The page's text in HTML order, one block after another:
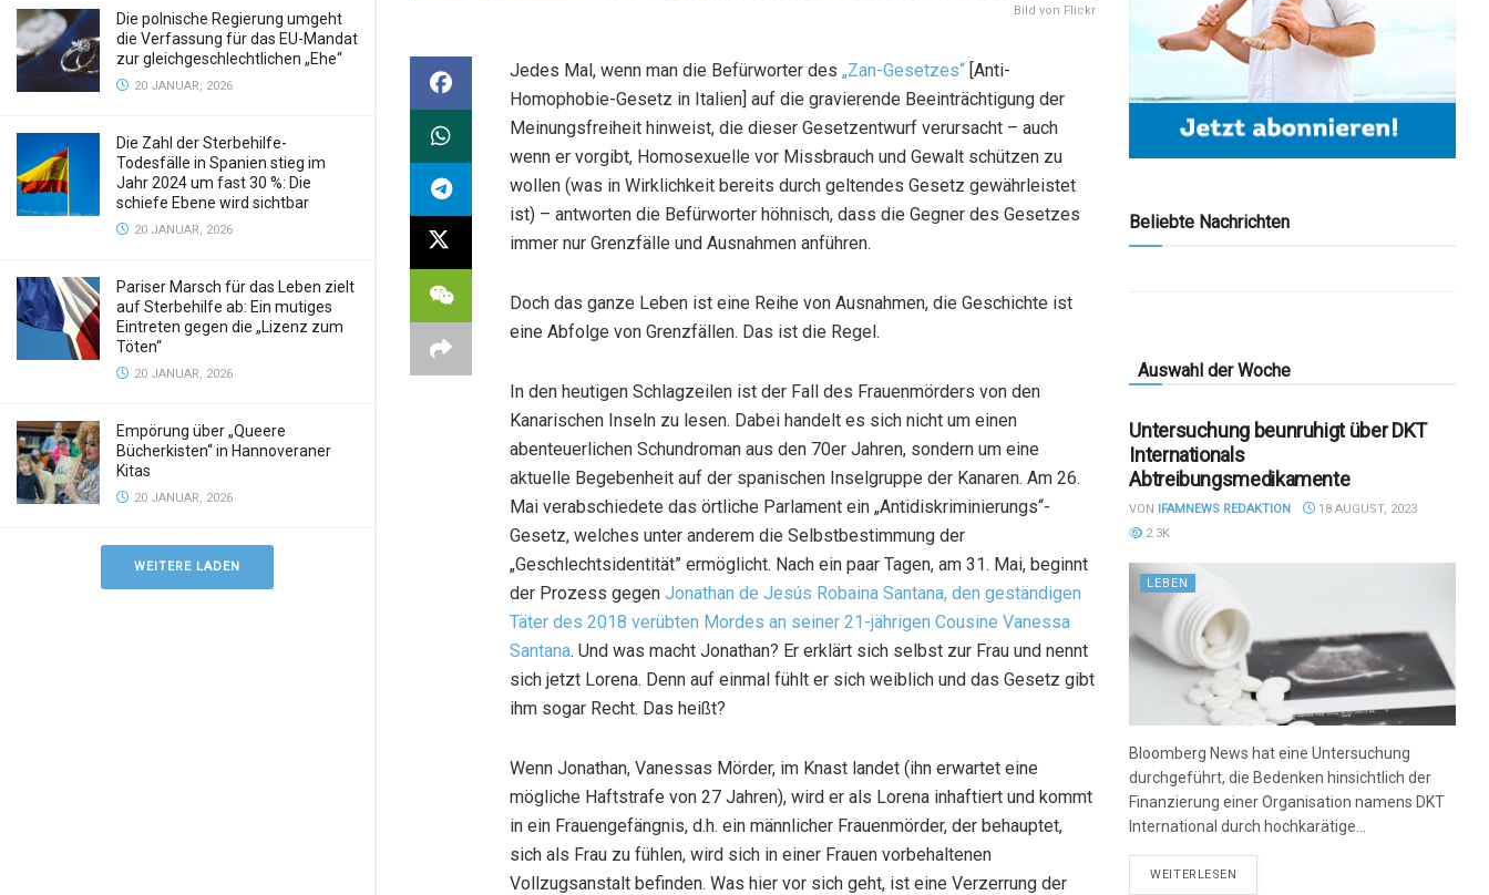
Die polnische Regierung umgeht
die Verfassung für das EU-Mandat
zur gleichgeschlechtlichen „Ehe“
20 JANUAR, 2026
Die Zahl der Sterbehilfe-
Todesfälle in Spanien stieg im
Jahr 2024 um fast 30 %: Die
schiefe Ebene wird sichtbar
20 JANUAR, 2026
Pariser Marsch für das Leben zielt
auf Sterbehilfe ab: Ein mutiges
Eintreten gegen die „Lizenz zum
Töten“
20 JANUAR, 2026
Empörung über „Queere
Bücherkisten“ in Hannoveraner
Kitas
20 JANUAR, 2026
WEITERE LADEN
Bild von Flickr
Jedes Mal, wenn man die Befürworter des „Zan-Gesetzes“ [Anti-
Homophobie-Gesetz in Italien] auf die gravierende Beeinträchtigung der
Meinungsfreiheit hinweist, die dieser Gesetzentwurf verursacht – auch
wenn er vorgibt, Homosexuelle vor Missbrauch und Gewalt schützen zu
wollen (was in Wirklichkeit bereits durch geltendes Gesetz gewährleistet
ist) – antworten die Befürworter höhnisch, dass die Gegner des Gesetzes
immer nur Grenzfälle und Ausnahmen anführen.
Doch das ganze Leben ist eine Reihe von Ausnahmen, die Geschichte ist
eine Abfolge von Grenzfällen. Das ist die Regel.
In den heutigen Schlagzeilen ist der Fall des Frauenmörders von den
Kanarischen Inseln zu lesen. Dabei handelt es sich nicht um einen
abenteuerlichen Schundroman aus den 70er Jahren, sondern um eine
aktuelle Begebenheit auf der spanischen Inselgruppe der Kanaren. Am 26.
Mai verabschiedete das örtliche Parlament ein „Antidiskriminierungs“-
Gesetz, welches unter anderem die Selbstbestimmung der
„Geschlechtsidentität” ermöglicht. Nach ein paar Tagen, am 31. Mai, beginnt
der Prozess gegen Jonathan de Jesús Robaina Santana, den geständigen
Täter des 2018 verübten Mordes an seiner 21-jährigen Cousine Vanessa
Santana. Und was macht Jonathan? Er erklärt sich selbst zur Frau und nennt
sich jetzt Lorena. Denn auf einmal fühlt er sich weiblich und das Gesetz gibt
ihm sogar Recht. Das heißt?
Wenn Jonathan, Vanessas Mörder, im Knast landet (ihn erwartet eine
mögliche Haftstrafe von 27 Jahren), wird er als Lorena inhaftiert und kommt
in ein Frauengefängnis, d.h. ein männlicher Frauenmörder, der behauptet,
sich als Frau zu fühlen, wird sich in einer Frauen vorbehaltenen
Vollzugsanstalt befinden. Was hier vor sich geht, ist eine Verzerrung der
Beliebte Nachrichten
Auswahl der Woche
Untersuchung beunruhigt über DKT
Internationals
Abtreibungsmedikamente
VON IFAMNEWS REDAKTION
18 AUGUST, 2023
2.3K
LEBEN
Bloomberg News hat eine Untersuchung
durchgeführt, die Bedenken hinsichtlich der
Finanzierung einer Organisation namens DKT
International durch hochkarätige...
WEITERLESEN